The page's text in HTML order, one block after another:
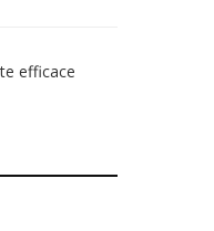
efficace